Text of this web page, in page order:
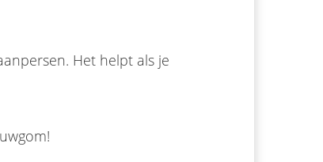
Het helpt als je